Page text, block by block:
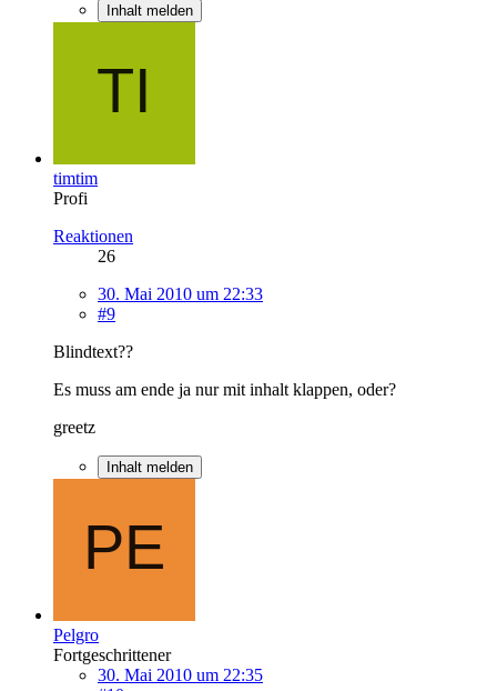
Inhalt melden
timtim
Profi
Reaktionen
26
30. Mai 2010 um 22:33
#9
Blindtext??
Es muss am ende ja nur mit inhalt klappen, oder?
greetz
Inhalt melden
Pelgro
Fortgeschrittener
30. Mai 2010 um 22:35